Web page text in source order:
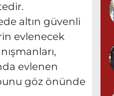
altın güvenli
evlenecek
evlenen
göz önünde